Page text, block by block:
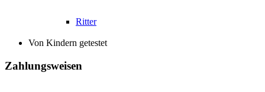
Ritter
Von Kindern getestet
Zahlungsweisen